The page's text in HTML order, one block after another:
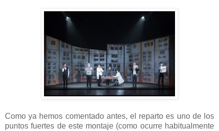
Como ya hemos comentado antes, el reparto es uno de los
puntos fuertes de este montaje (como ocurre habitualmente